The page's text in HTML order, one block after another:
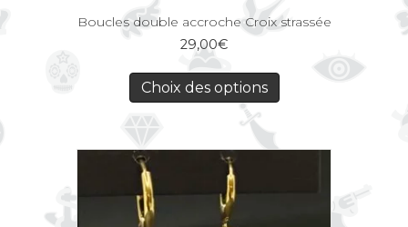
Boucles double accroche Croix strassée
29,00€
Choix des options